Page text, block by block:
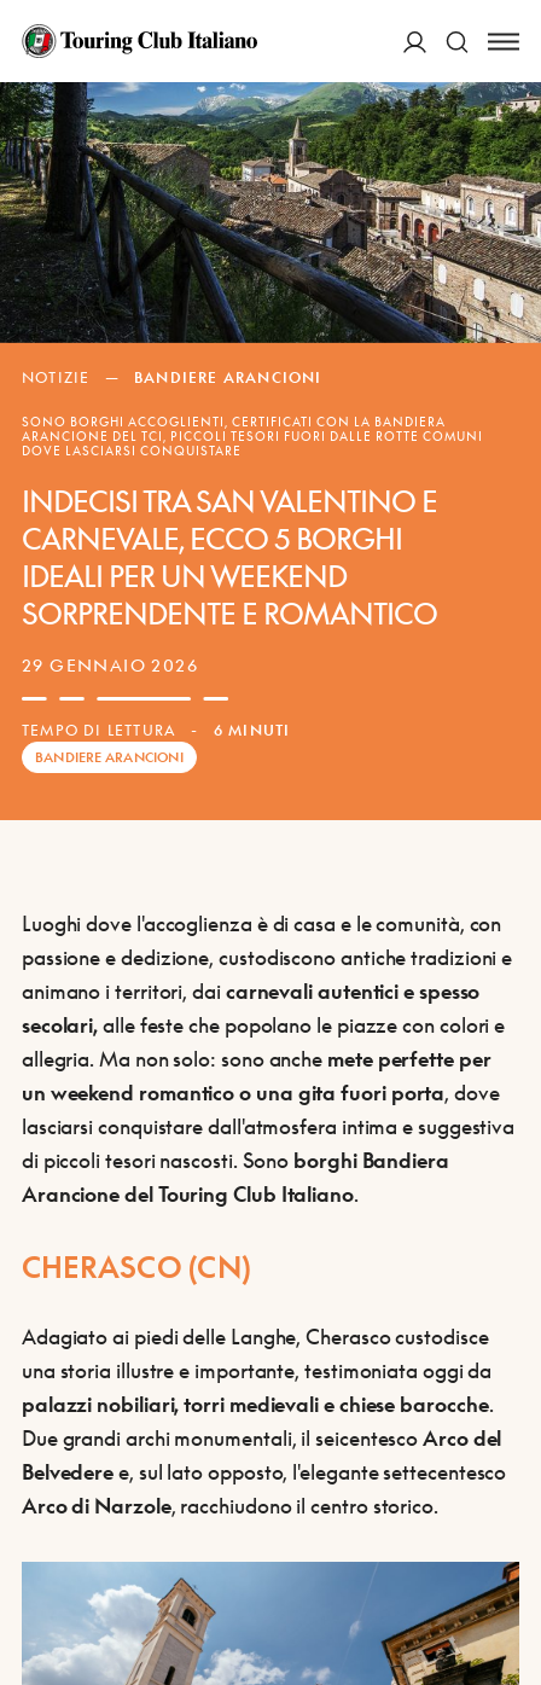
Cerca
NOTIZIE — BANDIERE ARANCIONI
SONO BORGHI ACCOGLIENTI, CERTIFICATI CON LA BANDIERA
ARANCIONE DEL TCI, PICCOLI TESORI FUORI DALLE ROTTE COMUNI
DOVE LASCIARSI CONQUISTARE
INDECISI TRASAN VALENTINO E
CARNEVALE,ECCO5 BORGHI
IDEALI PER UN WEEKEND
SORPRENDENTE E ROMANTICO
29 GENNAIO 2026
TEMPO DI LETTURA - 6 MINUTI
BANDIERE ARANCIONI
Luoghi dove l'accoglienza è di casa e le comunità, con
passione e dedizione, custodiscono antiche tradizioni e
animano i territori, daicarnevali autentici e spesso
secolari,alle feste che popolano le piazze con colori e
allegria. Ma non solo: sono anche mete perfette per
un weekend romantico o una gita fuori porta, dove
lasciarsi conquistare dall'atmosfera intima e suggestiva
di piccoli tesori nascosti. Sono borghi Bandiera
Arancione del Touring Club Italiano.
CHERASCO (CN)
Adagiato ai piedi delle Langhe, Cherasco custodisce
una storia illustre e importante, testimoniata oggi da
palazzi nobiliari, torri medievali e chiese barocche.
Due grandi archi monumentali, il seicentescoArco del
Belvederee, sul lato opposto, l'elegante settecentesco
Arco di Narzole, racchiudono il centro storico.